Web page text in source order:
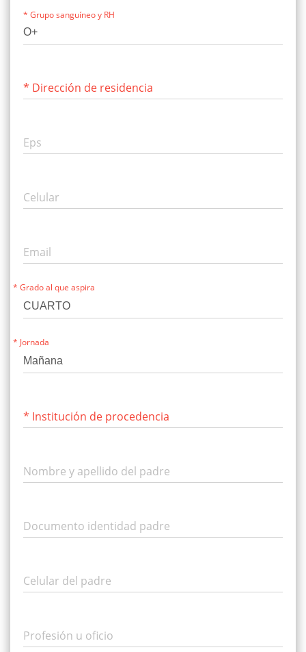
* Grupo sanguíneo y RH
* Dirección de residencia
Eps
Celular
Email
* Grado al que aspira
* Jornada
* Institución de procedencia
Nombre y apellido del padre
Documento identidad padre
Celular del padre
Profesión u oficio